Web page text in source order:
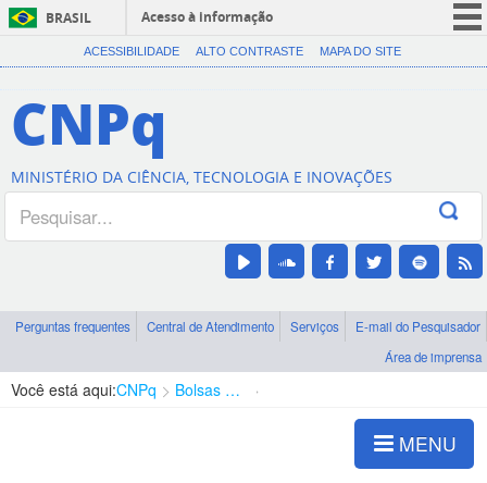
BRASIL
Acesso à informação
CORONAVÍRUS (COVID-19)
Canais
ACESSIBILIDADE ALTO CONTRASTE MAPA DO SITE
CNPq
MINISTÉRIO DA CIÊNCIA, TECNOLOGIA E INOVAÇÕES
Perguntas frequentes Central de Atendimento Serviços
E-mail do Pesquisador
Área de imprensa
Você está aqui:CNPq Bolsas e Auxílios Vigentes
MENU